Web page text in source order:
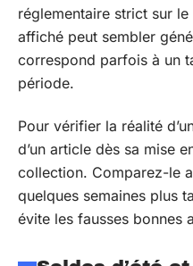
réglementaire strict sur
affiché peut sembler
correspond parfois à un
période.
Pour vérifier la réalité
d’un article dès sa mise
collection. Comparez-le
quelques semaines plus
évite les fausses bonnes